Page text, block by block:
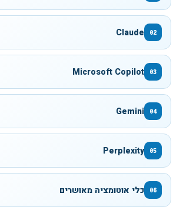
02
Claude
03
Microsoft Copilot
04
Gemini
05
Perplexity
06 כלי אוטומציה מאושרים